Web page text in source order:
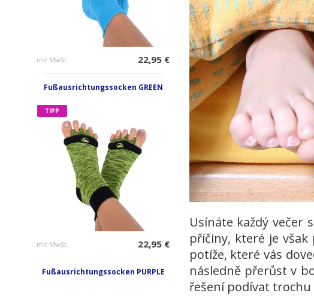
mit MwSt. 22,95 €
Fußausrichtungssocken GREEN
TIPP
mit MwSt. 22,95 €
Fußausrichtungssocken PURPLE
Usínáte každý večer
příčiny, které je
potíže, které vás
následně přerůst v
řešení podívat